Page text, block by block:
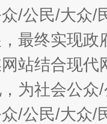
/公民/大众/
最终实现
站结合现
为社会公
/公民/大众/